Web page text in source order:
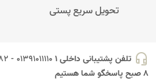
تحویل سریع پستی
headset_mic تلفن پشتیبانی داخلی 1 01391011110 - 09034646082
8 صبح پاسخگو شما هستیم